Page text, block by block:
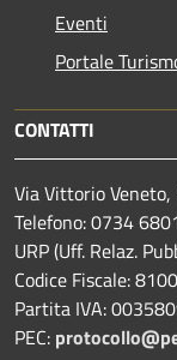
Eventi
Portale
CONTATTI
Via Vittorio
Telefono: 0734
URP (Uff. Relaz.
Codice Fiscale:
Partita IVA:
PEC: